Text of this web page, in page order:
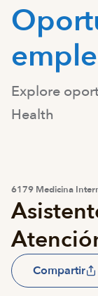
Explore
Health
6179 Medicina
Compartir